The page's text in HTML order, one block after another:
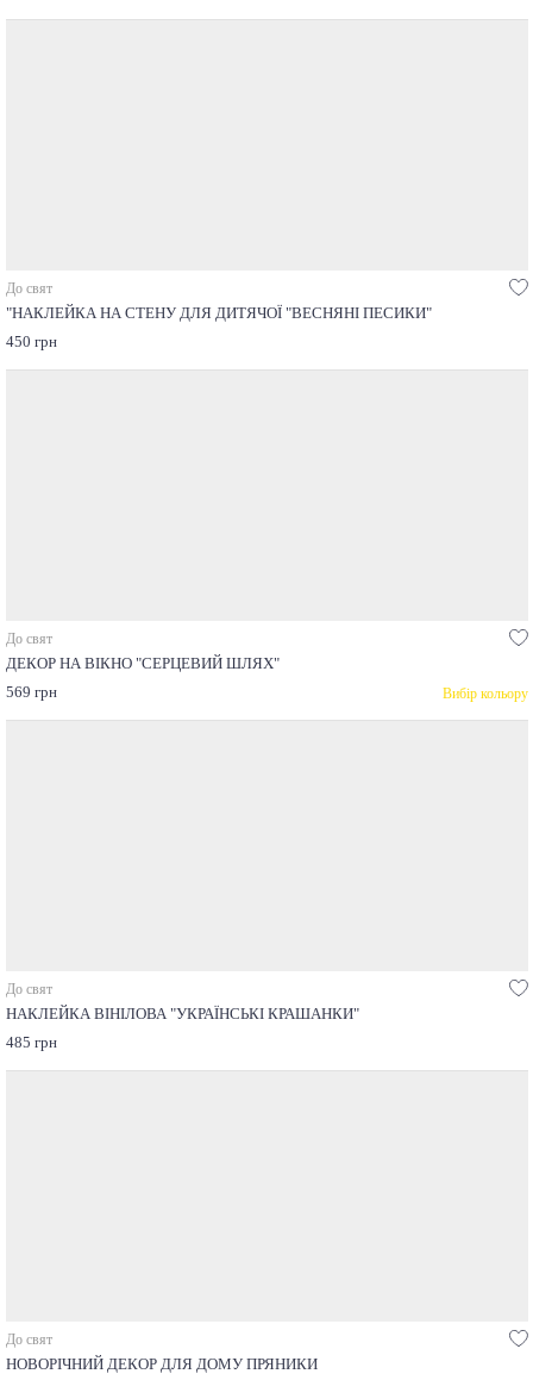
До свят
"НАКЛЕЙКА НА СТЕНУ ДЛЯ ДИТЯЧОЇ "ВЕСНЯНІ ПЕСИКИ"
450 грн
До свят
ДЕКОР НА ВІКНО "СЕРЦЕВИЙ ШЛЯХ"
569 грн
Вибір кольору
До свят
НАКЛЕЙКА ВІНІЛОВА "УКРАЇНСЬКІ КРАШАНКИ"
485 грн
До свят
НОВОРІЧНИЙ ДЕКОР ДЛЯ ДОМУ ПРЯНИКИ